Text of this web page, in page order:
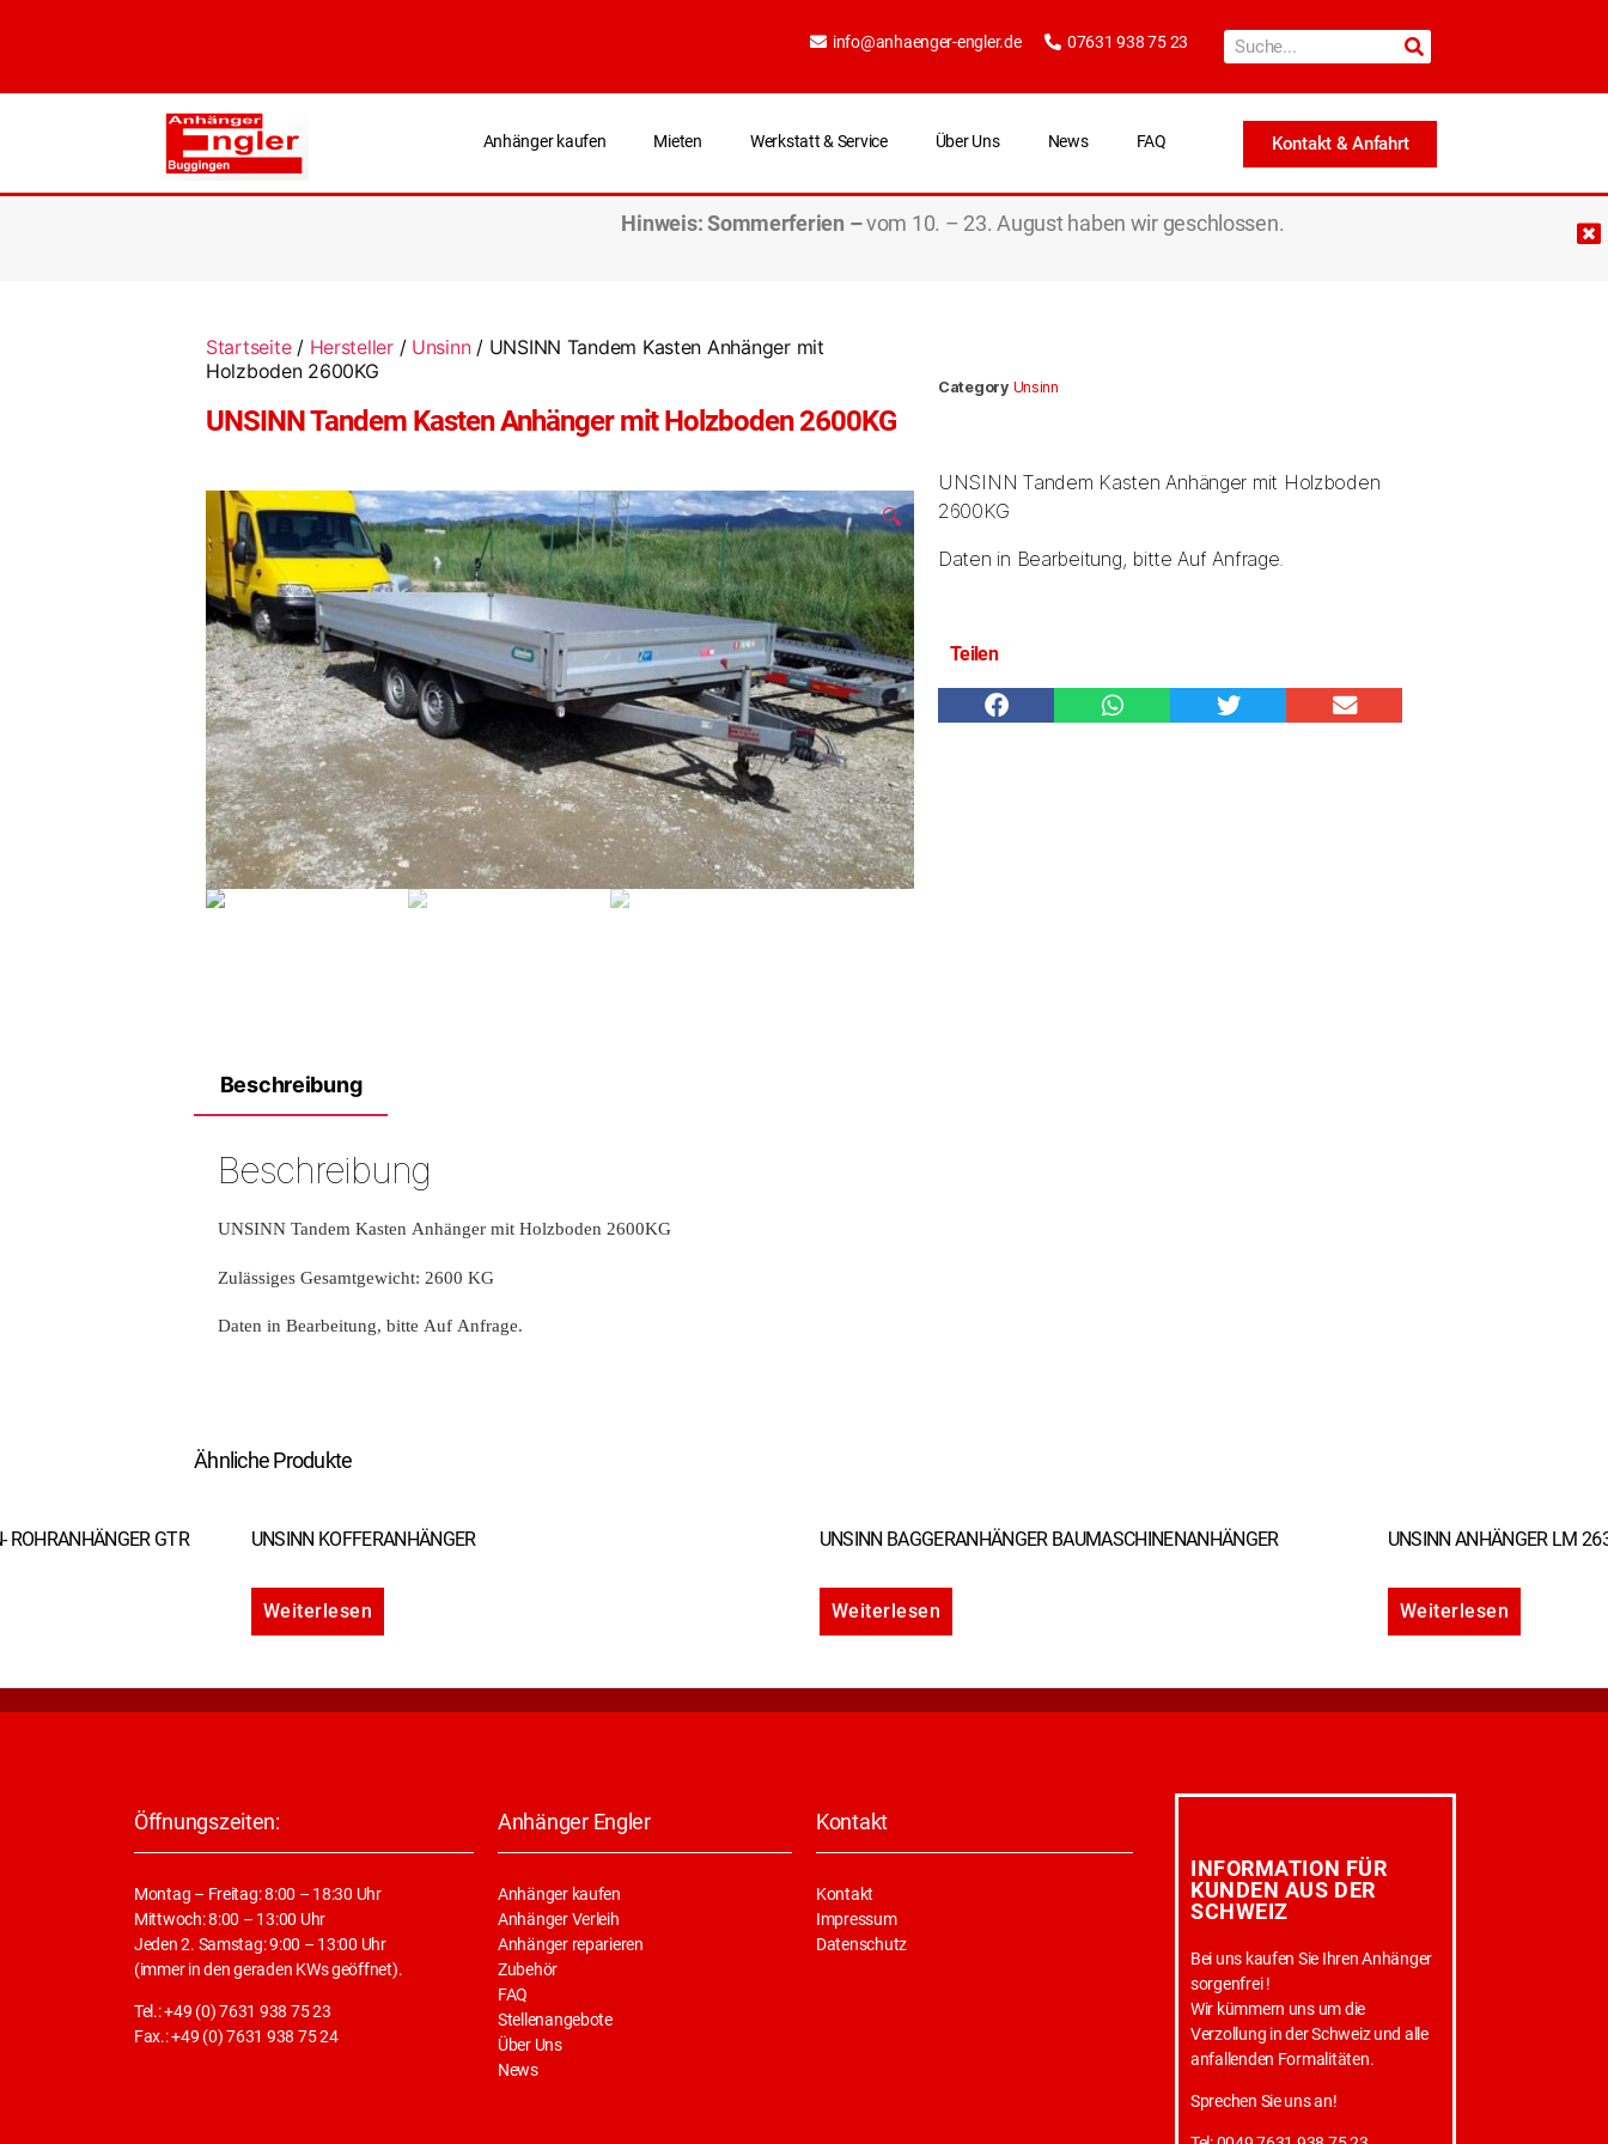
info@anhaenger-engler.de 07631 938 75 23
Anhänger kaufen Mieten Werkstatt & Service Über Uns News FAQ Kontakt & Anfahrt
Hinweis:Sommerferien –vom 10. – 23. August haben wir geschlossen.
Startseite/ Hersteller/ Unsinn/ UNSINN Tandem Kasten Anhänger mit
Holzboden 2600KG
UNSINN Tandem Kasten Anhänger mit Holzboden 2600KG
🔍
Category Unsinn
UNSINN Tandem Kasten Anhänger mit Holzboden
2600KG
Daten in Bearbeitung, bitte Auf Anfrage.
Teilen
Beschreibung
Beschreibung
UNSINN Tandem Kasten Anhänger mit Holzboden 2600KG
Zulässiges Gesamtgewicht: 2600 KG
Daten in Bearbeitung, bitte Auf Anfrage.
Ähnliche Produkte
GTR UNSINN KOFFERANHÄNGER
Weiterlesen
UNSINN BAGGERANHÄNGER BAUMASCHINENANHÄNGER
Weiterlesen
UNSINN ANHÄNGER LM
Weiterlesen
Öffnungszeiten:
Montag – Freitag: 8:00 – 18:30 Uhr
Mittwoch: 8:00 – 13:00 Uhr
Jeden 2. Samstag: 9:00 – 13:00 Uhr
(immer in den geraden KWs geöffnet).
Tel.: +49 (0) 7631 938 75 23
Fax.: +49 (0) 7631 938 75 24
Anhänger Engler
Anhänger kaufen
Anhänger Verleih
Anhänger reparieren
Zubehör
FAQ
Stellenangebote
Über Uns
News
Kontakt
Kontakt
Impressum
Datenschutz
INFORMATION FÜR
KUNDEN AUS DER
SCHWEIZ
Bei uns kaufen Sie Ihren Anhänger
sorgenfrei !
Wir kümmern uns um die
Verzollung in der Schweiz und alle
anfallenden Formalitäten.
Sprechen Sie uns an!